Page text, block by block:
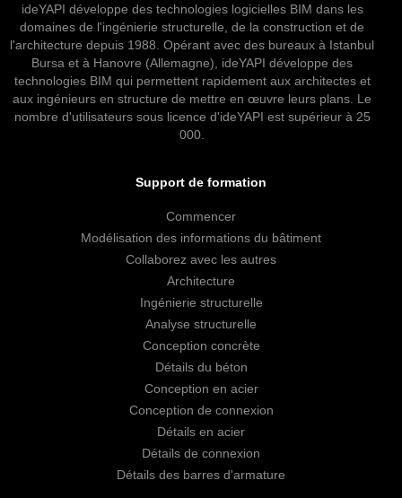
ideYAPI développe des technologies logicielles BIM dans les
domaines de l'ingénierie structurelle, de la construction et de
l'architecture depuis 1988. Opérant avec des bureaux à Istanbul
Bursa et à Hanovre (Allemagne), ideYAPI développe des
technologies BIM qui permettent rapidement aux architectes et
aux ingénieurs en structure de mettre en œuvre leurs plans. Le
nombre d'utilisateurs sous licence d'ideYAPI est supérieur à 25
000.
Support de formation
Commencer
Modélisation des informations du bâtiment
Collaborez avec les autres
Architecture
Ingénierie structurelle
Analyse structurelle
Conception concrète
Détails du béton
Conception en acier
Conception de connexion
Détails en acier
Détails de connexion
Détails des barres d'armature